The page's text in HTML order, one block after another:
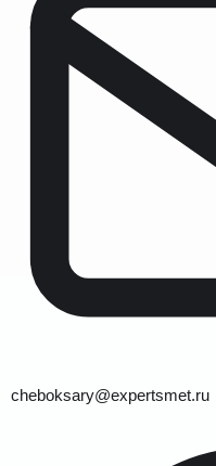
cheboksary@expertsmet.ru